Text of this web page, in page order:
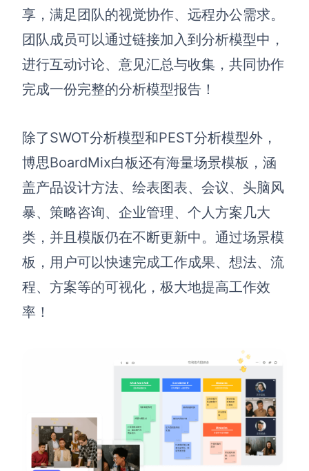
享，满足团队的视觉协作、远程办公需求。
团队成员可以通过链接加入到分析模型中，
进行互动讨论、意见汇总与收集，共同协作
完成一份完整的分析模型报告！
除了SWOT分析模型和PEST分析模型外，
博思BoardMix白板还有海量场景模板，涵
盖产品设计方法、绘表图表、会议、头脑风
暴、策略咨询、企业管理、个人方案几大
类，并且模版仍在不断更新中。通过场景模
板，用户可以快速完成工作成果、想法、流
程、方案等的可视化，极大地提高工作效
率！